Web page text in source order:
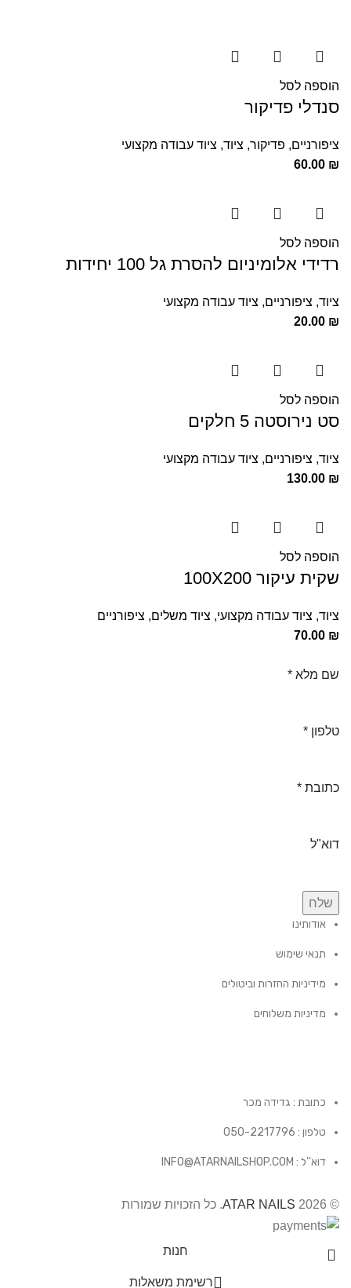
הוספה לסל
סנדלי פדיקור
ציפורניים, פדיקור, ציוד, ציוד עבודה מקצועי
60.00 ₪
הוספה לסל
רדידי אלומיניום להסרת גל 100 יחידות
ציוד, ציפורניים, ציוד עבודה מקצועי
20.00 ₪
הוספה לסל
סט נירוסטה 5 חלקים
ציוד, ציפורניים, ציוד עבודה מקצועי
130.00 ₪
הוספה לסל
שקית עיקור 100X200
ציוד, ציוד עבודה מקצועי, ציוד משלים, ציפורניים
70.00 ₪
שם מלא *
טלפון *
כתובת *
דוא"ל
שלח
אודותינו
תנאי שימוש
מידיניות החזרות וביטולים
מדיניות משלוחים
כתובת : גדידה מכר
טלפון : 050-2217796
דוא''ל : INFO@ATARNAILSHOP.COM
© 2026
ATAR NAILS. כל הזכויות שמורות
חנות
רשימת משאלות